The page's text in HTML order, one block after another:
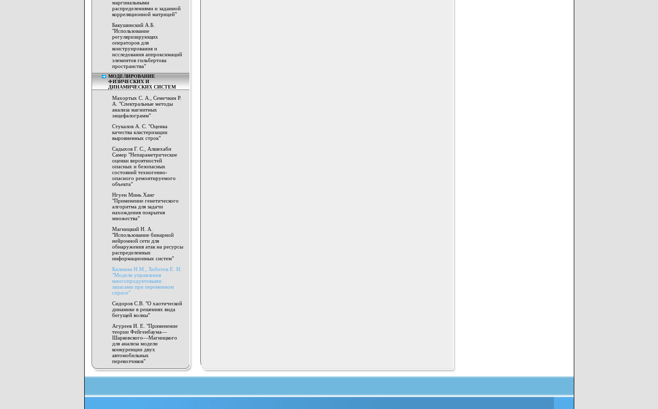
маргинальными
распределениями и заданной
корреляционной матрицей"
Бакушинский А.Б.
"Использование
регуляризирующих
операторов для
конструирования и
исследования аппроксимаций
элементов гильбертова
пространства"
МОДЕЛИРОВАНИЕ
ФИЗИЧЕСКИХ И
ДИНАМИЧЕСКИХ СИСТЕМ
Махортых С. А., Семечкин Р.
А. "Спектральные методы
анализа магнитных
энцефалограмм"
Стукалов А. С. "Оценка
качества кластеризации
выровненных строк"
Садыхов Г. С., Алшехаби
Самер "Непараметрические
оценки вероятностей
опасных и безопасных
состояний техногенно-
опасного ремонтируемого
объекта"
Нгуен Минь Ханг
"Применение генетического
алгоритма для задачи
нахождения покрытия
множества"
Магницкий Н. А.
"Использование бинарной
нейронной сети для
обнаружения атак на ресурсы
распределенных
информационных систем"
Калинин Н.М., Хоботов Е. Н.
"Модели управления
многопродуктовыми
запасами при переменном
спросе"
Сидоров С.В. "О хаотической
динамике в решениях вида
бегущей волны"
Агуреев И. Е. "Применение
теории Фейгенбаума—
Шарковского—Магницкого
для анализа модели
конкуренции двух
автомобильных
перевозчиков"